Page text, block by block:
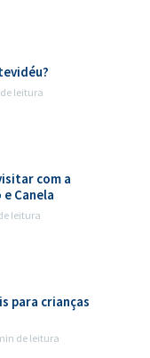
leitura
com a
Canela
leitura
para crianças
de leitura